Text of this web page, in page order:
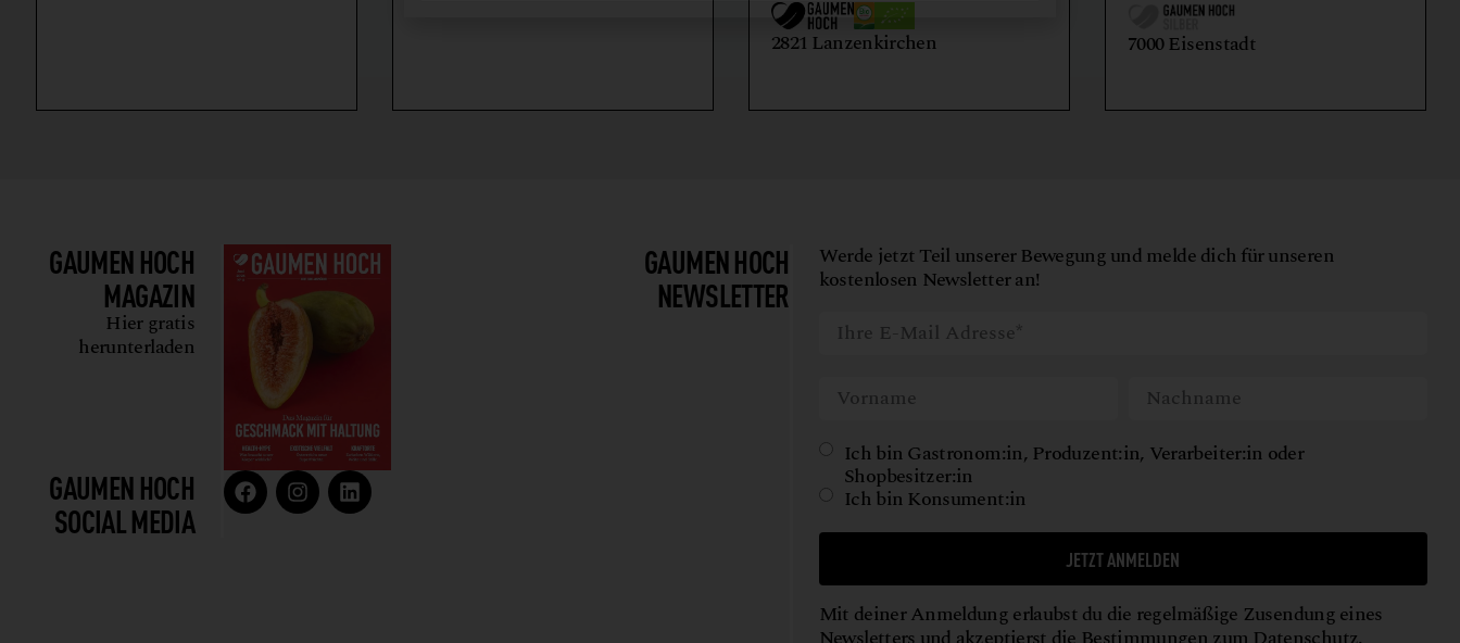
WORKSHOPS
2821 Lanzenkirchen 7000 Eisenstadt
GAUMEN HOCH
MAGAZIN
Hier gratis
herunterladen
GAUMEN HOCH
SOCIAL MEDIA
GAUMEN HOCH
NEWSLETTER
Werde jetzt Teil unserer Bewegung und melde dich für unseren
kostenlosen Newsletter an!
Ich bin Gastronom:in, Produzent:in, Verarbeiter:in oder
Shopbesitzer:in
Ich bin Konsument:in
JETZT ANMELDEN
Mit deiner Anmeldung erlaubst du die regelmäßige Zusendung eines